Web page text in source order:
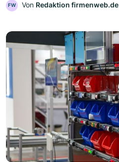
FW Von Redaktion firmenweb.de